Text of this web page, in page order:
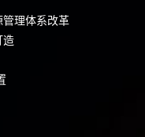
理体系改革
造